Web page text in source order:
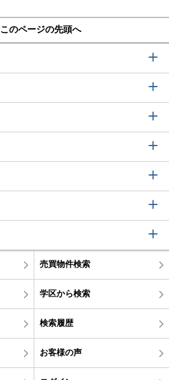
このページの先頭へ
売買物件検索
学区から検索
検索履歴
お客様の声